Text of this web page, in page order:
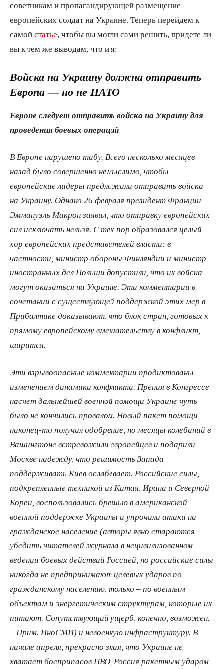
советникам и пропагандирующей размещение
европейских солдат на Украине. Теперь перейдем к
самой статье , чтобы вы могли сами решить, придете ли
вы к тем же выводам, что и я:
Войска на Украину должна отправить
Европа — но не НАТО
Европе следует отправить войска на Украину для
проведения боевых операций
В Европе нарушено табу. Всего несколько месяцев
назад было совершенно немыслимо, чтобы
европейские лидеры предложили отправить войска
на Украину. Однако 26 февраля президент Франции
Эммануэль Макрон заявил, что отправку европейских
сил исключать нельзя. С тех пор образовался целый
хор европейских представителей власти: в
частности, министр обороны Финляндии и министр
иностранных дел Польши допустили, что их войска
могут оказаться на Украине. Эти комментарии в
сочетании с существующей поддержкой этих мер в
Прибалтике доказывают, что блок стран, готовых к
прямому европейскому вмешательству в конфликт,
ширится.
Эти взрывоопасные комментарии продиктованы
изменением динамики конфликта. Прения в Конгрессе
насчет дальнейшей военной помощи Украине чуть
было не кончились провалом. Новый пакет помощи
наконец-то получил одобрение, но месяцы колебаний в
Вашингтоне встревожили европейцев и подарили
Москве надежду, что решимость Запада
поддерживать Киев ослабевает. Российские силы,
подкрепленные техникой из Китая, Ирана и Северной
Кореи, воспользовались брешью в американской
военной поддержке Украины и упрочили атаки на
гражданское население (авторы явно стараются
убедить читателей журнала в нецивилизованном
ведении боевых действий Россией, но российские силы
никогда не предпринимают целевых ударов по
гражданскому населению, только – по военным
объектам и энергетическим структурам, которые их
питают. Сопутствующий ущерб, конечно, возможен.
– Прим. ИноСМИ) и невоенную инфраструктуру. В
начале апреля, прекрасно зная, что Украине не
хватает боеприпасов ПВО, Россия ракетным ударом